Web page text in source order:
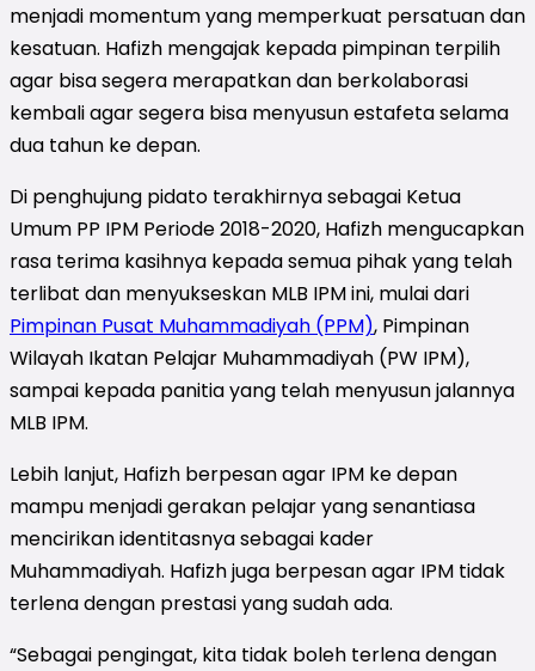
menjadi momentum yang memperkuat persatuan dan
kesatuan. Hafizh mengajak kepada pimpinan terpilih
agar bisa segera merapatkan dan berkolaborasi
kembali agar segera bisa menyusun estafeta selama
dua tahun ke depan.
Di penghujung pidato terakhirnya sebagai Ketua
Umum PP IPM Periode 2018-2020, Hafizh mengucapkan
rasa terima kasihnya kepada semua pihak yang telah
terlibat dan menyukseskan MLB IPM ini, mulai dari
Pimpinan Pusat Muhammadiyah (PPM), Pimpinan
Wilayah Ikatan Pelajar Muhammadiyah (PW IPM),
sampai kepada panitia yang telah menyusun jalannya
MLB IPM.
Lebih lanjut, Hafizh berpesan agar IPM ke depan
mampu menjadi gerakan pelajar yang senantiasa
mencirikan identitasnya sebagai kader
Muhammadiyah. Hafizh juga berpesan agar IPM tidak
terlena dengan prestasi yang sudah ada.
“Sebagai pengingat, kita tidak boleh terlena dengan